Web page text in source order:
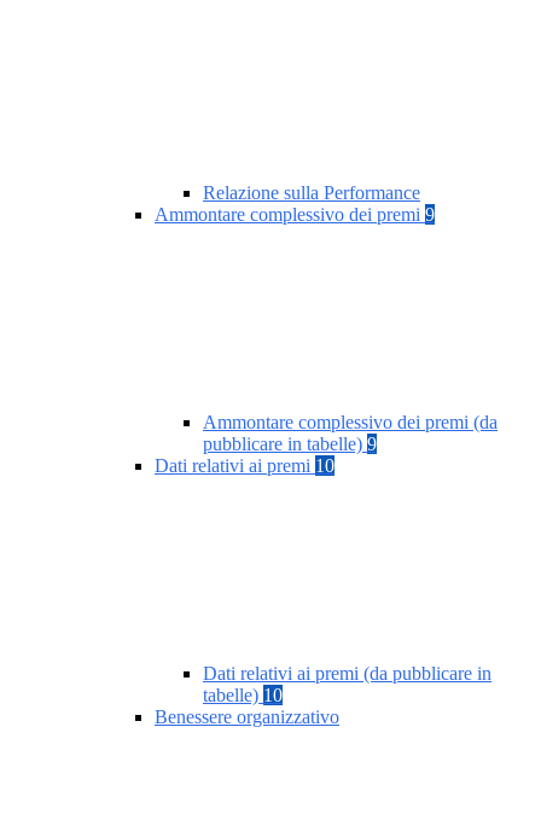
Relazione sulla Performance
Ammontare complessivo dei premi 9
Ammontare complessivo dei premi (da
pubblicare in tabelle) 9
Dati relativi ai premi 10
Dati relativi ai premi (da pubblicare in
tabelle) 10
Benessere organizzativo